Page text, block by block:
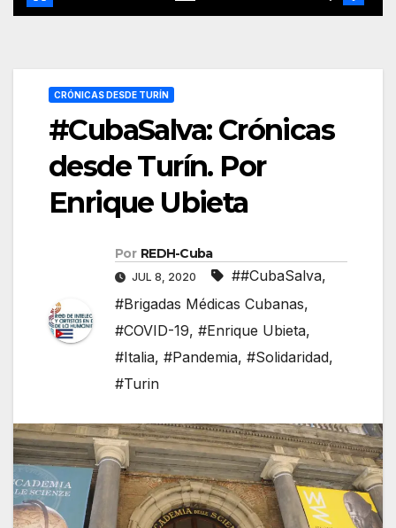
CRÓNICAS DESDE TURÍN
#CubaSalva: Crónicas
desde Turín. Por
Enrique Ubieta
Por REDH-Cuba
JUL 8, 2020 ##CubaSalva,
#Brigadas Médicas Cubanas,
#COVID-19, #Enrique Ubieta,
#Italia, #Pandemia, #Solidaridad,
#Turin